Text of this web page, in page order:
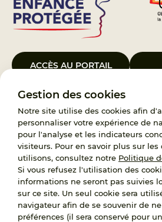
Gestion des cookies
Notre site utilise des cookies afin
personnaliser votre expérience de
pour l'analyse et les indicateurs
visiteurs. Pour en savoir plus sur les
utilisons, consultez notre Politique
Si vous refusez l'utilisation des
informations ne seront pas suivies
sur ce site. Un seul cookie sera
navigateur afin de se souvenir de
préférences (il sera conservé pour
ACCÈS AU PORTAIL
Le Groupement d’Intérêt Public France
janvier 2023, a pour objet d’assurer les
119, d’accompagnement des adoptants et
demandes d’accès aux origines
Protégée est également un observatoire
l’ensemble des professionnels, ainsi qu’un
politique publique à travers le soutien à
nationaux.
RECRUTEMENT